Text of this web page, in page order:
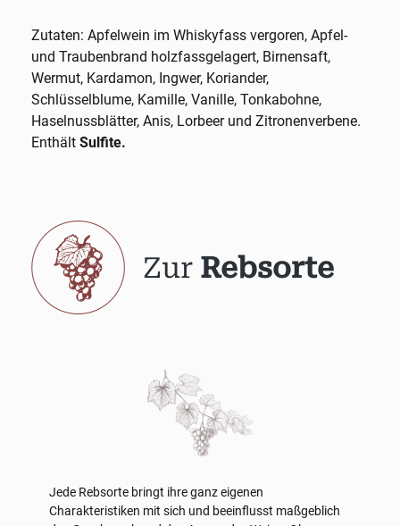
Zutaten: Apfelwein im Whiskyfass vergoren, Apfel-
und Traubenbrand holzfassgelagert, Birnensaft,
Wermut, Kardamon, Ingwer, Koriander,
Schlüsselblume, Kamille, Vanille, Tonkabohne,
Haselnussblätter, Anis, Lorbeer und Zitronenverbene.
Enthält Sulfite.
Zur Rebsorte
Jede Rebsorte bringt ihre ganz eigenen
Charakteristiken mit sich und beeinflusst maßgeblich